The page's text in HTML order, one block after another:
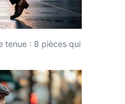
tenue : 8 pièces qui